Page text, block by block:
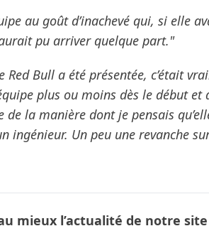
au goût d’inachevé qui, si elle
pu arriver quelque part."
Red Bull a été présentée, c’était
plus ou moins dès le début
de la manière dont je pensais
ingénieur. Un peu une revanche
mieux l’actualité de notre site